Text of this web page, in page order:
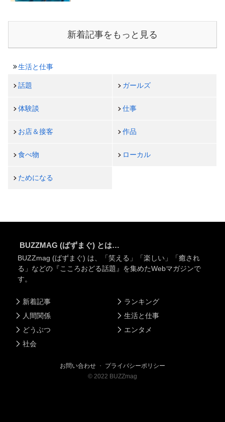
新着記事をもっと見る
生活と仕事
話題 ガールズ
体験談 仕事
お店＆接客 作品
食べ物 ローカル
ためになる
BUZZMAG (ばずまぐ) とは…
BUZZmag (ばずまぐ) は、「笑える」「楽しい」「癒され
る」などの『こころおどる話題』を集めたWebマガジンで
す。
新着記事
人間関係
どうぶつ
社会
ランキング
生活と仕事
エンタメ
お問い合わせ ・ プライバシーポリシー
© 2022 BUZZmag